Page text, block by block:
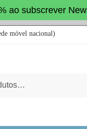
ao subscrever
móvel nacional)